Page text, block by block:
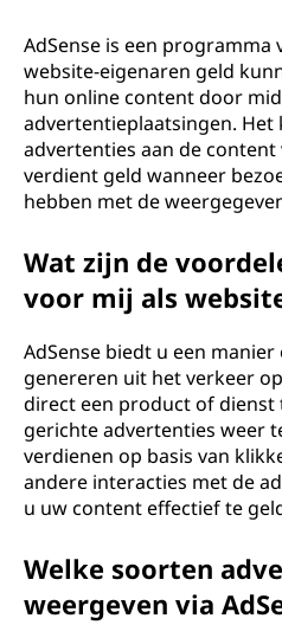
AdSense is een programma
website-eigenaren geld
hun online content door
advertentieplaatsingen. Het
advertenties aan de content
verdient geld wanneer
hebben met de
Wat zijn de
voor mij als
AdSense biedt u een
genereren uit het verkeer
direct een product of dienst
gerichte advertenties weer
verdienen op basis van
andere interacties met de
u uw content effectief te
Welke soorten
weergeven via